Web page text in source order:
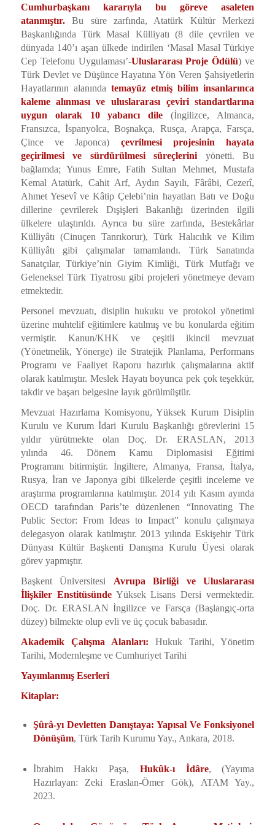
Cumhurbaşkanı kararıyla bu göreve asaleten
atanmıştır.Bu süre zarfında, Atatürk Kültür Merkezi
Başkanlığında Türk Masal Külliyatı (8 dile çevrilen ve
dünyada 140’ı aşan ülkede indirilen ‘Masal Masal Türkiye
Cep Telefonu Uygulaması’-Uluslararası Proje Ödülü) ve
Türk Devlet ve Düşünce Hayatına Yön Veren Şahsiyetlerin
Hayatlarının alanında temayüz etmiş bilim insanlarınca
kaleme alınması ve uluslararası çeviri standartlarına
uygun olarak 10 yabancı dile(İngilizce, Almanca,
Fransızca, İspanyolca, Boşnakça, Rusça, Arapça, Farsça,
Çince ve Japonca) çevrilmesi projesinin hayata
geçirilmesi ve sürdürülmesi süreçlerini yönetti. Bu
bağlamda; Yunus Emre, Fatih Sultan Mehmet, Mustafa
Kemal Atatürk, Cahit Arf, Aydın Sayılı, Fârâbi, Cezerî,
Ahmet Yesevî ve Kâtip Çelebi’nin hayatları Batı ve Doğu
dillerine çevrilerek Dışişleri Bakanlığı üzerinden ilgili
ülkelere ulaştırıldı. Ayrıca bu süre zarfında, Bestekârlar
Külliyâtı (Cinuçen Tanrıkorur), Türk Halıcılık ve Kilim
Külliyâtı gibi çalışmalar tamamlandı. Türk Sanatında
Sanatçılar, Türkiye’nin Giyim Kimliği, Türk Mutfağı ve
Geleneksel Türk Tiyatrosu gibi projeleri yönetmeye devam
etmektedir.
Personel mevzuatı, disiplin hukuku ve protokol yönetimi
üzerine muhtelif eğitimlere katılmış ve bu konularda eğitim
vermiştir. Kanun/KHK ve çeşitli ikincil mevzuat
(Yönetmelik, Yönerge) ile Stratejik Planlama, Performans
Programı ve Faaliyet Raporu hazırlık çalışmalarına aktif
olarak katılmıştır. Meslek Hayatı boyunca pek çok teşekkür,
takdir ve başarı belgesine layık görülmüştür.
Mevzuat Hazırlama Komisyonu, Yüksek Kurum Disiplin
Kurulu ve Kurum İdari Kurulu Başkanlığı görevlerini 15
yıldır yürütmekte olan Doç. Dr. ERASLAN, 2013
yılında 46. Dönem Kamu Diplomasisi Eğitimi
Programını bitirmiştir. İngiltere, Almanya, Fransa, İtalya,
Rusya, İran ve Japonya gibi ülkelerde çeşitli inceleme ve
araştırma programlarına katılmıştır. 2014 yılı Kasım ayında
OECD tarafından Paris’te düzenlenen “Innovating The
Public Sector: From Ideas to Impact” konulu çalışmaya
delegasyon olarak katılmıştır. 2013 yılında Eskişehir Türk
Dünyası Kültür Başkenti Danışma Kurulu Üyesi olarak
görev yapmıştır.
Başkent Üniversitesi Avrupa Birliği ve Uluslararası
İlişkiler EnstitüsündeYüksek Lisans Dersi vermektedir.
Doç. Dr. ERASLAN İngilizce ve Farsça (Başlangıç-orta
düzey) bilmekte olup evli ve üç çocuk babasıdır.
Akademik Çalışma Alanları:Hukuk Tarihi, Yönetim
Tarihi, Modernleşme ve Cumhuriyet Tarihi
Yayımlanmış Eserleri
Kitaplar:
Şûrâ-yı Devletten Danıştaya: Yapısal Ve Fonksiyonel
Dönüşüm, Türk Tarih Kurumu Yay., Ankara, 2018.
İbrahim Hakkı Paşa, Hukûk-ı İdâre, (Yayıma
Hazırlayan: Zeki Eraslan-Ömer Gök), ATAM Yay.,
2023.